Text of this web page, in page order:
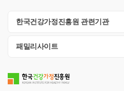
한국건강가정진흥원 관련기관
패밀리사이트